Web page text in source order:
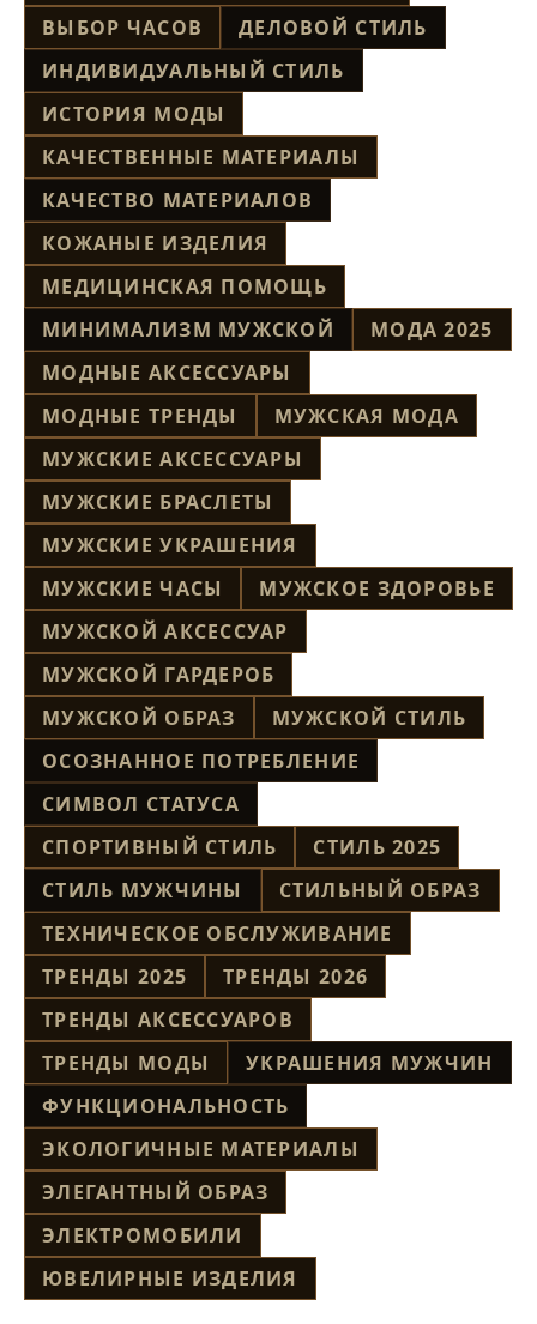
ВЫБОР ЧАСОВ
ДЕЛОВОЙ СТИЛЬ
ИНДИВИДУАЛЬНЫЙ СТИЛЬ
ИСТОРИЯ МОДЫ
КАЧЕСТВЕННЫЕ МАТЕРИАЛЫ
КАЧЕСТВО МАТЕРИАЛОВ
КОЖАНЫЕ ИЗДЕЛИЯ
МЕДИЦИНСКАЯ ПОМОЩЬ
МИНИМАЛИЗМ МУЖСКОЙ
МОДА 2025
МОДНЫЕ АКСЕССУАРЫ
МОДНЫЕ ТРЕНДЫ
МУЖСКАЯ МОДА
МУЖСКИЕ АКСЕССУАРЫ
МУЖСКИЕ БРАСЛЕТЫ
МУЖСКИЕ УКРАШЕНИЯ
МУЖСКИЕ ЧАСЫ
МУЖСКОЕ ЗДОРОВЬЕ
МУЖСКОЙ АКСЕССУАР
МУЖСКОЙ ГАРДЕРОБ
МУЖСКОЙ ОБРАЗ
МУЖСКОЙ СТИЛЬ
ОСОЗНАННОЕ ПОТРЕБЛЕНИЕ
СИМВОЛ СТАТУСА
СПОРТИВНЫЙ СТИЛЬ
СТИЛЬ 2025
СТИЛЬ МУЖЧИНЫ
СТИЛЬНЫЙ ОБРАЗ
ТЕХНИЧЕСКОЕ ОБСЛУЖИВАНИЕ
ТРЕНДЫ 2025
ТРЕНДЫ 2026
ТРЕНДЫ АКСЕССУАРОВ
ТРЕНДЫ МОДЫ
УКРАШЕНИЯ МУЖЧИН
ФУНКЦИОНАЛЬНОСТЬ
ЭКОЛОГИЧНЫЕ МАТЕРИАЛЫ
ЭЛЕГАНТНЫЙ ОБРАЗ
ЭЛЕКТРОМОБИЛИ
ЮВЕЛИРНЫЕ ИЗДЕЛИЯ